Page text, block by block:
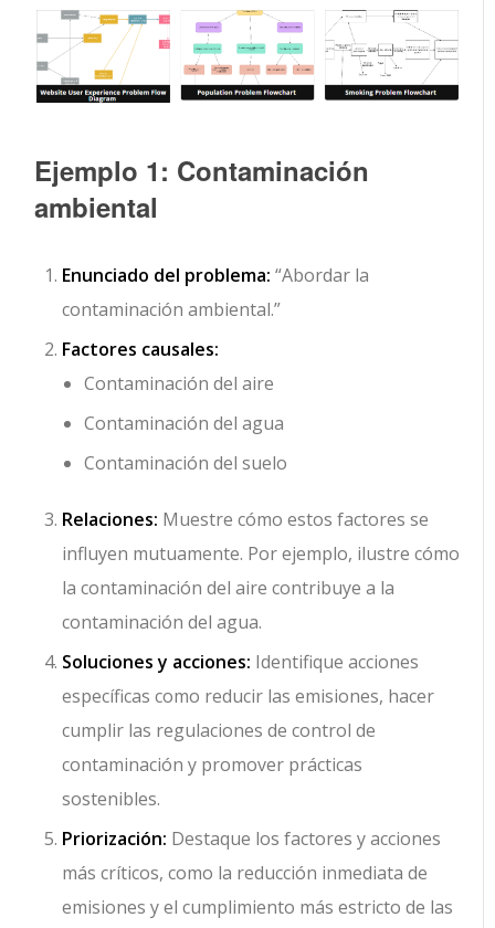
Ejemplo 1: Contaminación
ambiental
Enunciado del problema: “Abordar la
contaminación ambiental.”
Factores causales:
Contaminación del aire
Contaminación del agua
Contaminación del suelo
Relaciones: Muestre cómo estos factores se
influyen mutuamente. Por ejemplo, ilustre cómo
la contaminación del aire contribuye a la
contaminación del agua.
Soluciones y acciones: Identifique acciones
específicas como reducir las emisiones, hacer
cumplir las regulaciones de control de
contaminación y promover prácticas
sostenibles.
Priorización: Destaque los factores y acciones
más críticos, como la reducción inmediata de
emisiones y el cumplimiento más estricto de las